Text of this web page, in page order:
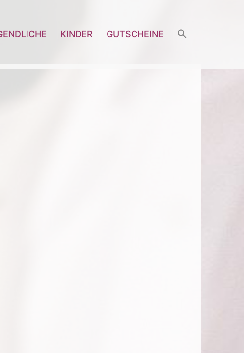
KINDER GUTSCHEINE